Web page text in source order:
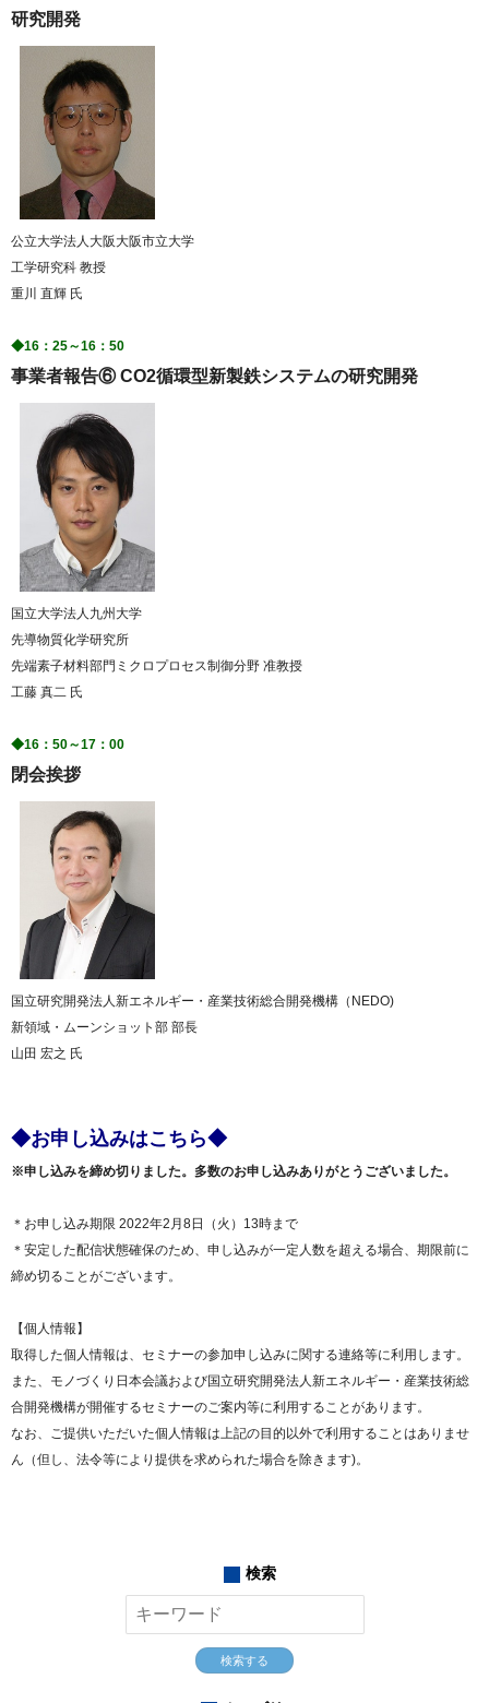
研究開発
公立大学法人大阪大阪市立大学
工学研究科 教授
重川 直輝 氏
◆16：25～16：50
事業者報告⑥ CO2循環型新製鉄システムの研究開発
国立大学法人九州大学
先導物質化学研究所
先端素子材料部門ミクロプロセス制御分野 准教授
工藤 真二 氏
◆16：50～17：00
閉会挨拶
国立研究開発法人新エネルギー・産業技術総合開発機構（NEDO)
新領域・ムーンショット部 部長
山田 宏之 氏
◆お申し込みはこちら◆
※申し込みを締め切りました。多数のお申し込みありがとうございました。
＊お申し込み期限 2022年2月8日（火）13時まで
＊安定した配信状態確保のため、申し込みが一定人数を超える場合、期限前に
締め切ることがございます。
【個人情報】
取得した個人情報は、セミナーの参加申し込みに関する連絡等に利用します。
また、モノづくり日本会議および国立研究開発法人新エネルギー・産業技術総
合開発機構が開催するセミナーのご案内等に利用することがあります。
なお、ご提供いただいた個人情報は上記の目的以外で利用することはありませ
ん（但し、法令等により提供を求められた場合を除きます)。
検索
検索する